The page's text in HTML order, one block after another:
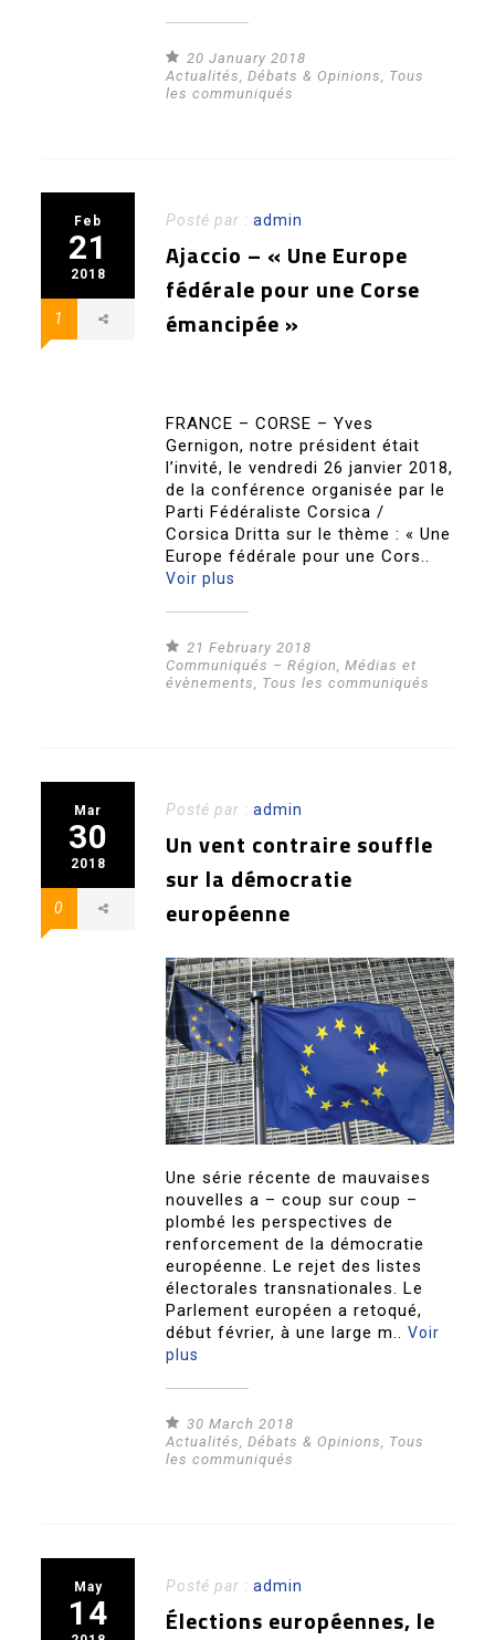
20 January 2018
Actualités ,Débats & Opinions
Tous
les communiqués
Feb
21
2018
1
Posté par :admin
Ajaccio – « Une Europe
fédérale pour une Corse
émancipée »
FRANCE – CORSE – Yves
Gernigon, notre président était
l’invité, le vendredi 26 janvier 2018,
de la conférence organisée par le
Parti Fédéraliste Corsica /
Corsica Dritta sur le thème : « Une
Europe fédérale pour une Cors..
Voir plus
21 February 2018
Communiqués – Région ,Médias et
évènements
Tous les communiqués
Mar
30
2018
0
Posté par :admin
Un vent contraire souffle
sur la démocratie
européenne
Une série récente de mauvaises
nouvelles a – coup sur coup –
plombé les perspectives de
renforcement de la démocratie
européenne. Le rejet des listes
électorales transnationales. Le
Parlement européen a retoqué,
début février, à une large m..Voir
plus
30 March 2018
Actualités,Débats & Opinions, Tous
les communiqués
May
14
Posté par :admin
Élections européennes, le